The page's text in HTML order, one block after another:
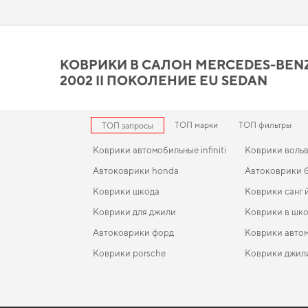
Коврики в салон
действительно стоит
для авто ford sierra,коврики для ford focus
товары.
КОВРИКИ В САЛОН MERCEDES-BENZ
2002 II ПОКОЛЕНИЕ EU SEDAN
ТОП запросы ТОП марки ТОП фильтры
Коврики автомобильные infiniti
Автоковрики honda
Коврики шкода
Коврики для джили
Автоковрики форд
Коврики porsche
Коврики
Автоковрики
Коврики санг
Коврики в
Коврики
Коврики